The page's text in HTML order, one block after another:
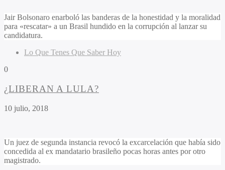
Jair Bolsonaro enarboló las banderas de la honestidad y la moralidad
para «rescatar» a un Brasil hundido en la corrupción al lanzar su
candidatura.
Lo Que Tenes Que Saber Hoy
0
¿LIBERAN A LULA?
10 julio, 2018
Un juez de segunda instancia revocó la excarcelación que había sido
concedida al ex mandatario brasileño pocas horas antes por otro
magistrado.